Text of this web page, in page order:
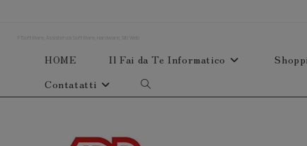
contenutoF1SoftWare, Assistenza SoftWare, Hardware, Siti Web
HOME Il Fai da Te Informatico
Contatatti
Attiva/disattiva